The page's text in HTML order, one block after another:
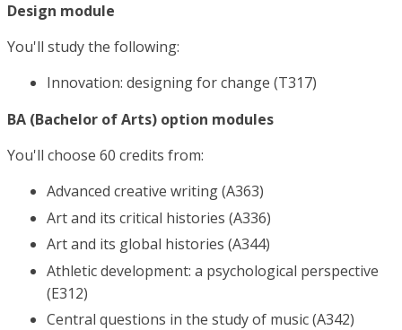
Design module
You'll study the following:
Innovation: designing for change (T317)
BA (Bachelor of Arts) option modules
You'll choose 60 credits from:
Advanced creative writing (A363)
Art and its critical histories (A336)
Art and its global histories (A344)
Athletic development: a psychological perspective
(E312)
Central questions in the study of music (A342)